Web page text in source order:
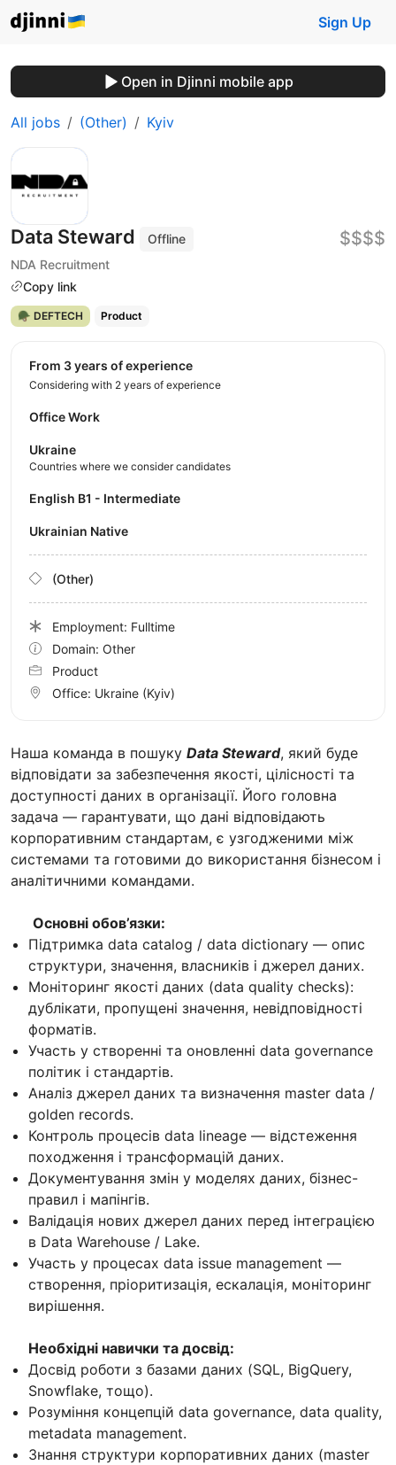
Sign Up
Open in Djinni mobile app
All jobs (Other) Kyiv
Data Steward
Offline
NDA Recruitment
Copy link
$$$$
🪖 DEFTECH Product
Наша команда в пошуку Data Steward, який буде
відповідати за забезпечення якості, цілісності та
доступності даних в організації. Його головна
задача — гарантувати, що дані відповідають
корпоративним стандартам, є узгодженими між
системами та готовими до використання бізнесом і
аналітичними командами.
Основні обов’язки:
Підтримка data catalog / data dictionary — опис
структури, значення, власників і джерел даних.
Моніторинг якості даних (data quality checks):
дублікати, пропущені значення, невідповідності
форматів.
Участь у створенні та оновленні data governance
політик і стандартів.
Аналіз джерел даних та визначення master data /
golden records.
Контроль процесів data lineage — відстеження
походження і трансформацій даних.
Документування змін у моделях даних, бізнес-
правил і мапінгів.
Валідація нових джерел даних перед інтеграцією
в Data Warehouse / Lake.
Участь у процесах data issue management —
створення, пріоритизація, ескалація, моніторинг
вирішення.
Необхідні навички та досвід:
Досвід роботи з базами даних (SQL, BigQuery,
Snowflake, тощо).
Розуміння концепцій data governance, data quality,
metadata management.
Знання структури корпоративних даних (master
from 3 years of experience
Considering with 2 years of experience
Office Work
Ukraine
Countries where we consider candidates
English B1 - Intermediate
Ukrainian Native
(Other)
Employment: Fulltime
Domain: Other
Product
Office: Ukraine (Kyiv)